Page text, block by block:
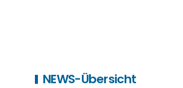
NEWS-Übersicht